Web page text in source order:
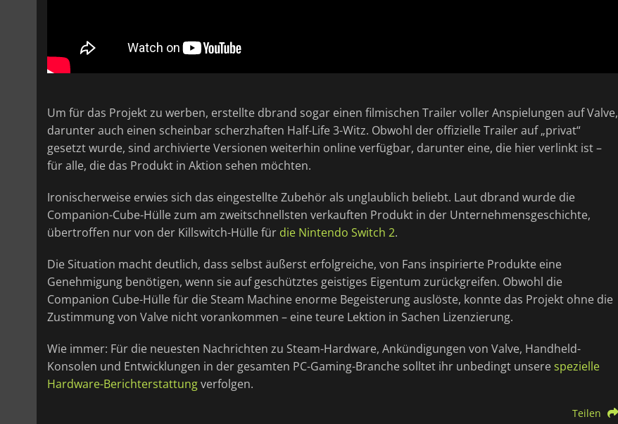
Um für das Projekt zu werben, erstellte dbrand sogar einen filmischen Trailer voller Anspielungen auf Valve,
darunter auch einen scheinbar scherzhaften Half-Life 3-Witz. Obwohl der offizielle Trailer auf „privat“
gesetzt wurde, sind archivierte Versionen weiterhin online verfügbar, darunter eine, die hier verlinkt ist –
für alle, die das Produkt in Aktion sehen möchten.
Ironischerweise erwies sich das eingestellte Zubehör als unglaublich beliebt. Laut dbrand wurde die
Companion-Cube-Hülle zum am zweitschnellsten verkauften Produkt in der Unternehmensgeschichte,
übertroffen nur von der Killswitch-Hülle für die Nintendo Switch 2.
Die Situation macht deutlich, dass selbst äußerst erfolgreiche, von Fans inspirierte Produkte eine
Genehmigung benötigen, wenn sie auf geschütztes geistiges Eigentum zurückgreifen. Obwohl die
Companion Cube-Hülle für die Steam Machine enorme Begeisterung auslöste, konnte das Projekt ohne die
Zustimmung von Valve nicht vorankommen – eine teure Lektion in Sachen Lizenzierung.
Wie immer: Für die neuesten Nachrichten zu Steam-Hardware, Ankündigungen von Valve, Handheld-
Konsolen und Entwicklungen in der gesamten PC-Gaming-Branche solltet ihr unbedingt unserespezielle
Hardware-Berichterstattungverfolgen.
Teilen